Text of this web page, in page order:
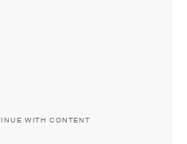
WITH CONTENT